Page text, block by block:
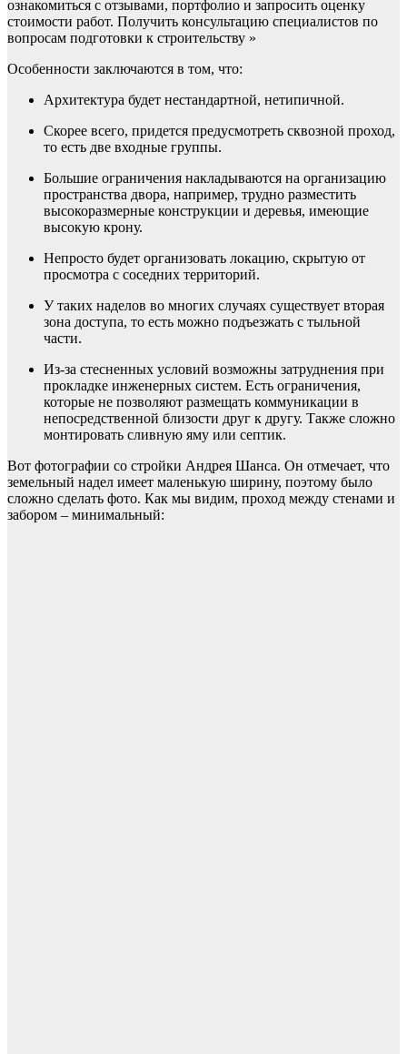
ознакомиться с отзывами, портфолио и запросить оценку
стоимости работ. Получить консультацию специалистов по
вопросам подготовки к строительству »
Особенности заключаются в том, что:
Архитектура будет нестандартной, нетипичной.
Скорее всего, придется предусмотреть сквозной проход,
то есть две входные группы.
Большие ограничения накладываются на организацию
пространства двора, например, трудно разместить
высокоразмерные конструкции и деревья, имеющие
высокую крону.
Непросто будет организовать локацию, скрытую от
просмотра с соседних территорий.
У таких наделов во многих случаях существует вторая
зона доступа, то есть можно подъезжать с тыльной
части.
Из-за стесненных условий возможны затруднения при
прокладке инженерных систем. Есть ограничения,
которые не позволяют размещать коммуникации в
непосредственной близости друг к другу. Также сложно
монтировать сливную яму или септик.
Вот фотографии со стройки Андрея Шанса. Он отмечает, что
земельный надел имеет маленькую ширину, поэтому было
сложно сделать фото. Как мы видим, проход между стенами и
забором – минимальный: